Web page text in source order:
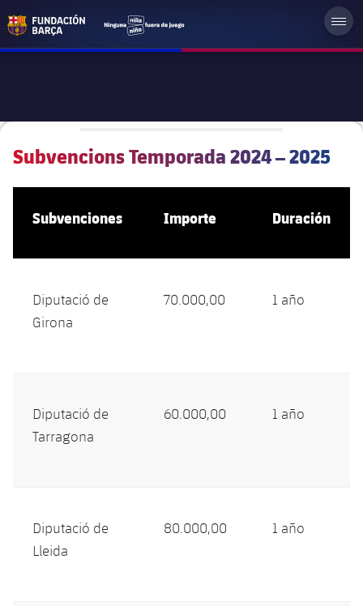
Subvencions Temporada 2024 – 2025
Subvenciones Importe Duración
Diputació de
Girona
70.000,00 1 año
Diputació de
Tarragona
60.000,00 1 año
Diputació de
Lleida
80.000,00 1 año